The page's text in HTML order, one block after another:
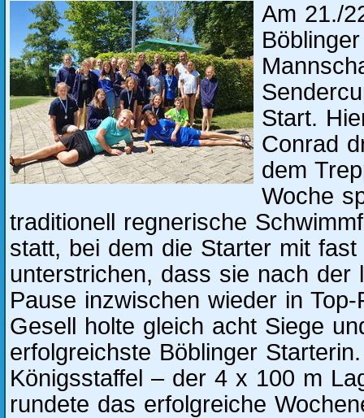
Am 21./
Start.
Conrad
dem
Woche
traditionell regnerische
statt, bei dem die Starter mit fast
unterstrichen, dass sie nach der
Pause inzwischen wieder in
Gesell holte gleich acht Siege
erfolgreichste Böblinger
Königsstaffel – der 4 x 100 m
rundete das erfolgreiche